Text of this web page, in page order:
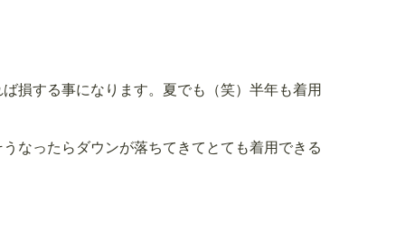
損する事になります。夏でも（笑）半年も着用
なったらダウンが落ちてきてとても着用できる